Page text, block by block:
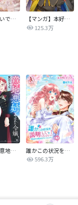
旦那様、稼いで離婚させていただきます！
【マンガ】本好きの下剋上 第四部
125.3万
【単話版】意地悪姉と呼ばれた令嬢、実はとても優れた魔法使いでした。@COMIC
誰かこの状況を説明してください！ ～契約から始まるウェディング～
596.3万